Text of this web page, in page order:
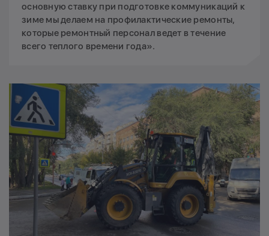
основную ставку при подготовке коммуникаций к
зиме мы делаем на профилактические ремонты,
которые ремонтный персонал ведет в течение
всего теплого времени года».